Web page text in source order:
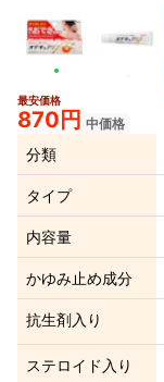
最安価格
870円 中価格
分類
タイプ
内容量
かゆみ止め成分
抗生剤入り
ステロイド入り